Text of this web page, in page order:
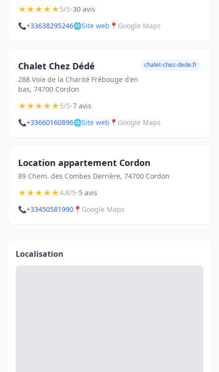
★★★★★5/5•30 avis
📞+33638295246🌐Site web 📍 Google Maps
Chalet Chez Dédé
288 Voie de la Charité Frébouge d'en
bas, 74700 Cordon
chalet-chez-dede.fr
★★★★★5/5•7 avis
📞+33660160896🌐Site web 📍 Google Maps
Location appartement Cordon
89 Chem. des Combes Derrière, 74700 Cordon
★★★★★4.8/5•5 avis
📞+33450581990 📍 Google Maps
Localisation